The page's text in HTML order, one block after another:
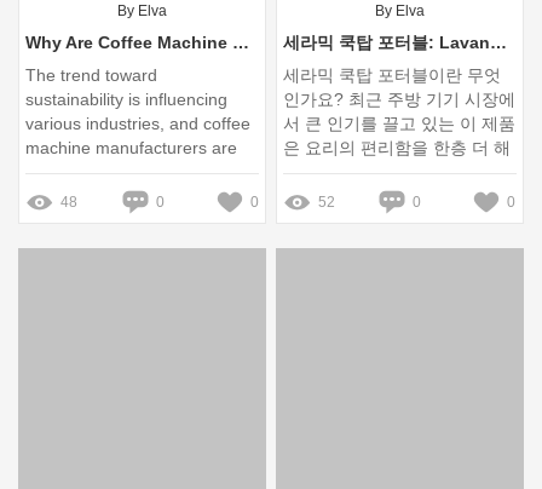
By Elva
Why Are Coffee Machine Manufacturers Going Green?
The trend toward
sustainability is influencing
various industries, and coffee
machine manufacturers are
no exception
48 0 0
By Elva
세라믹 쿡탑 포터블: Lavanox의 혁신적인 주방 기기
세라믹 쿡탑 포터블이란 무엇
인가요? 최근 주방 기기 시장에
서 큰 인기를 끌고 있는 이 제품
은 요리의 편리함을 한층 더 해
주고 있습니다
52 0 0